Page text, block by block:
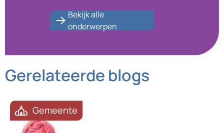
Bekijk alle
onderwerpen
Gerelateerde blogs
Gemeente